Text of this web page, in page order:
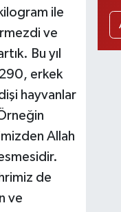
ile
ve
Bu yıl
erkek
hayvanlar
Allah
de
ve